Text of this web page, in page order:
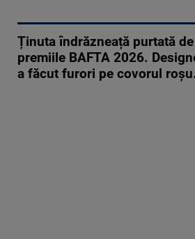
Ținuta îndrăzneață purtată
premiile BAFTA 2026.
a făcut furori pe covorul